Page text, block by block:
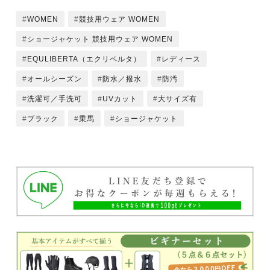
WOMEN 競技用ウェア WOMEN
ショージャケット 競技用ウェア WOMEN
EQULIBERTA（エクリベルタ） レディース
オールシーズン 防水／撥水 防汚
洗濯可／手洗可 UVカット 大サイズ有
ブラック 乗馬 ショージャケット